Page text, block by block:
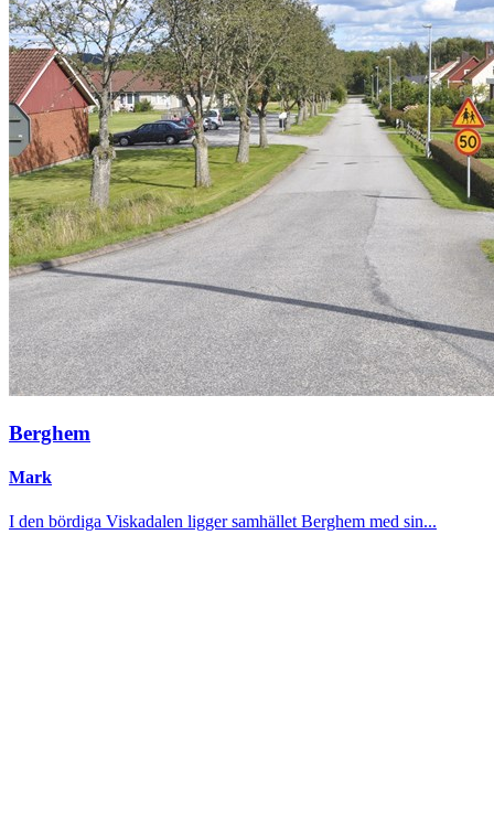
Berghem
Mark
I den bördiga Viskadalen ligger samhället Berghem med sin...